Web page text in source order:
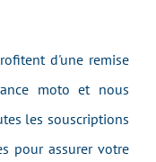
d'une remise
moto et nous
les souscriptions
pour assurer votre